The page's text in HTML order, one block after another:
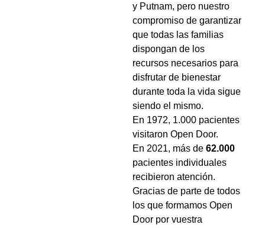
y Putnam, pero nuestro
compromiso de garantizar
que todas las familias
dispongan de los
recursos necesarios para
disfrutar de bienestar
durante toda la vida sigue
siendo el mismo.
En 1972, 1.000 pacientes
visitaron Open Door.
En 2021, más de 62.000
pacientes individuales
recibieron atención.
Gracias de parte de todos
los que formamos Open
Door por vuestra